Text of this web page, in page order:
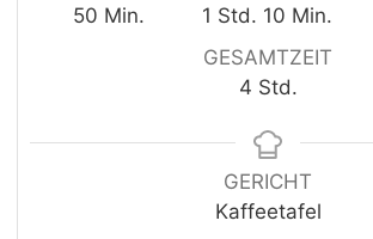
50 Minuten
Min.
1 Stunde
Std. 10 Minuten
Min.
GESAMTZEIT
4Stunden
Std.
GERICHT
Kaffeetafel